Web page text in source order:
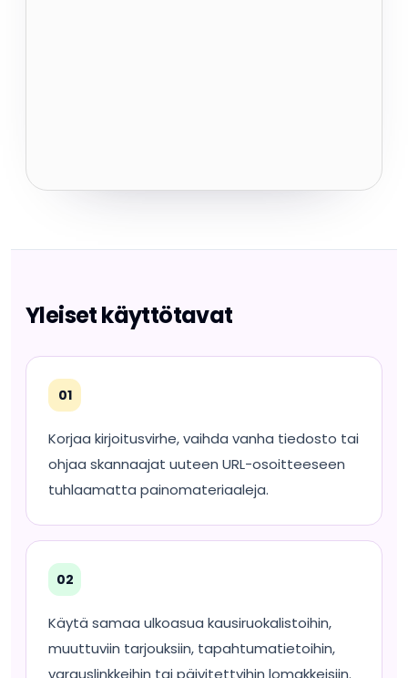
Yleiset käyttötavat
01
Korjaa kirjoitusvirhe, vaihda vanha tiedosto tai
ohjaa skannaajat uuteen URL-osoitteeseen
tuhlaamatta painomateriaaleja.
02
Käytä samaa ulkoasua kausiruokalistoihin,
muuttuviin tarjouksiin, tapahtumatietoihin,
varauslinkkeihin tai päivitettyihin lomakkeisiin.